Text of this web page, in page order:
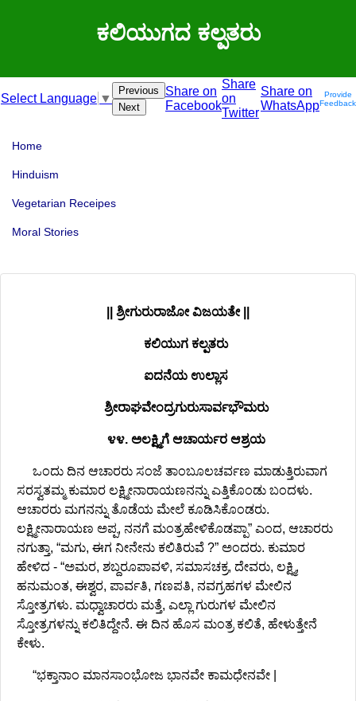
ಕಲಿಯುಗದ ಕಲ್ಪತರು
Select Language ▼
Previous
Next
Share on
Facebook
Share
on
Twitter
Share on
WhatsApp
Provide
Feedback
Home
Hinduism
Vegetarian Receipes
Moral Stories
|| ಶ್ರೀಗುರುರಾಜೋ ವಿಜಯತೇ ||
ಕಲಿಯುಗ ಕಲ್ಪತರು
ಐದನೆಯ ಉಲ್ಲಾಸ
ಶ್ರೀರಾಘವೇಂದ್ರಗುರುಸಾರ್ವಭೌಮರು
೪೪. ಅಲಕ್ಷ್ಮಿಗೆ ಆಚಾರ್ಯರ ಆಶ್ರಯ
ಒಂದು ದಿನ ಆಚಾರರು ಸಂಜೆ ತಾಂಬೂಲಚರ್ವಣ ಮಾಡುತ್ತಿರುವಾಗ
ಸರಸ್ವತಮ್ಮ ಕುಮಾರ ಲಕ್ಷ್ಮೀನಾರಾಯಣನನ್ನು ಎತ್ತಿಕೊಂಡು ಬಂದಳು.
ಆಚಾರರು ಮಗನನ್ನು ತೊಡೆಯ ಮೇಲೆ ಕೂಡಿಸಿಕೊಂಡರು.
ಲಕ್ಷ್ಮೀನಾರಾಯಣ ಅಪ್ಪ, ನನಗೆ ಮಂತ್ರಹೇಳಿಕೊಡಪ್ಪಾ” ಎಂದ, ಆಚಾರರು
ನಗುತ್ತಾ, “ಮಗು, ಈಗ ನೀನೇನು ಕಲಿತಿರುವೆ ?” ಅಂದರು. ಕುಮಾರ
ಹೇಳಿದ - “ಅಮರ, ಶಬ್ದರೂಪಾವಳಿ, ಸಮಾಸಚಕ್ರ, ದೇವರು, ಲಕ್ಷ್ಮಿ,
ಹನುಮಂತ, ಈಶ್ವರ, ಪಾರ್ವತಿ, ಗಣಪತಿ, ನವಗ್ರಹಗಳ ಮೇಲಿನ
ಸ್ತೋತ್ರಗಳು. ಮಧ್ವಾಚಾರರು ಮತ್ತೆ, ಎಲ್ಲಾ ಗುರುಗಳ ಮೇಲಿನ
ಸ್ತೋತ್ರಗಳನ್ನು ಕಲಿತಿದ್ದೇನೆ. ಈ ದಿನ ಹೊಸ ಮಂತ್ರ ಕಲಿತೆ, ಹೇಳುತ್ತೇನೆ
ಕೇಳು.
“ಭಕ್ತಾನಾಂ ಮಾನಸಾಂಭೋಜ ಭಾನವೇ ಕಾಮಧೇನವೇ |